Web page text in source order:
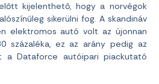
kijelenthető, hogy a norvégok
sikerülni fog. A skandináv
elektromos autó volt az újonnan
százaléka, ez az arány pedig az
a Dataforce autóipari piackutató